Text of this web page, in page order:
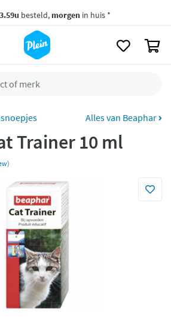
bezorging vanaf 35,- *
besteld,
retourneren
CO2 neutraal
Betaal met Klarna
Alles van Beaphar
Trainer 10 ml